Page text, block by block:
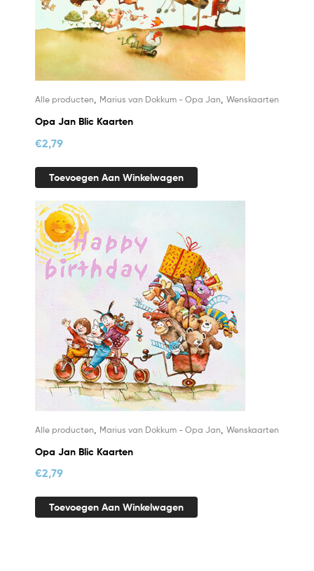
Alle producten, Marius van Dokkum - Opa Jan, Wenskaarten
Opa Jan Blic Kaarten
€2,79
Toevoegen Aan Winkelwagen
Alle producten Marius van Dokkum - Opa Jan Wenskaarten
Opa Jan Blic Kaarten
€2,79
Toevoegen Aan Winkelwagen